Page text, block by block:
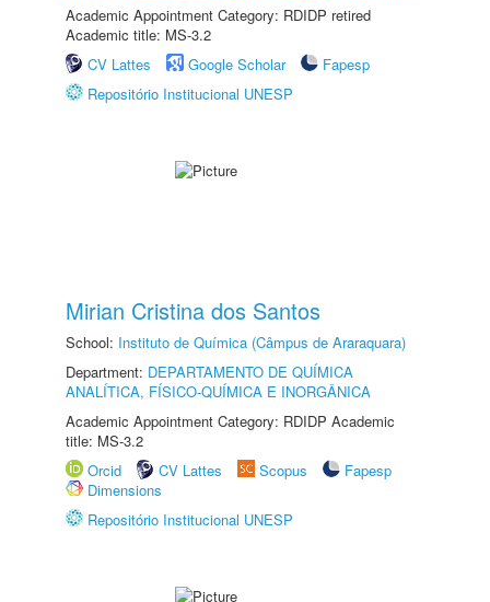
Academic Appointment Category: RDIDP retired
Academic title: MS-3.2
CV Lattes
Google Scholar
Fapesp
Repositório Institucional UNESP
Mirian Cristina dos Santos
School: Instituto de Química (Câmpus de Araraquara)
Department: DEPARTAMENTO DE QUÍMICA
ANALÍTICA, FÍSICO-QUÍMICA E INORGÂNICA
Academic Appointment Category: RDIDP Academic
title: MS-3.2
Orcid
CV Lattes Scopus
Fapesp
Dimensions
Repositório Institucional UNESP